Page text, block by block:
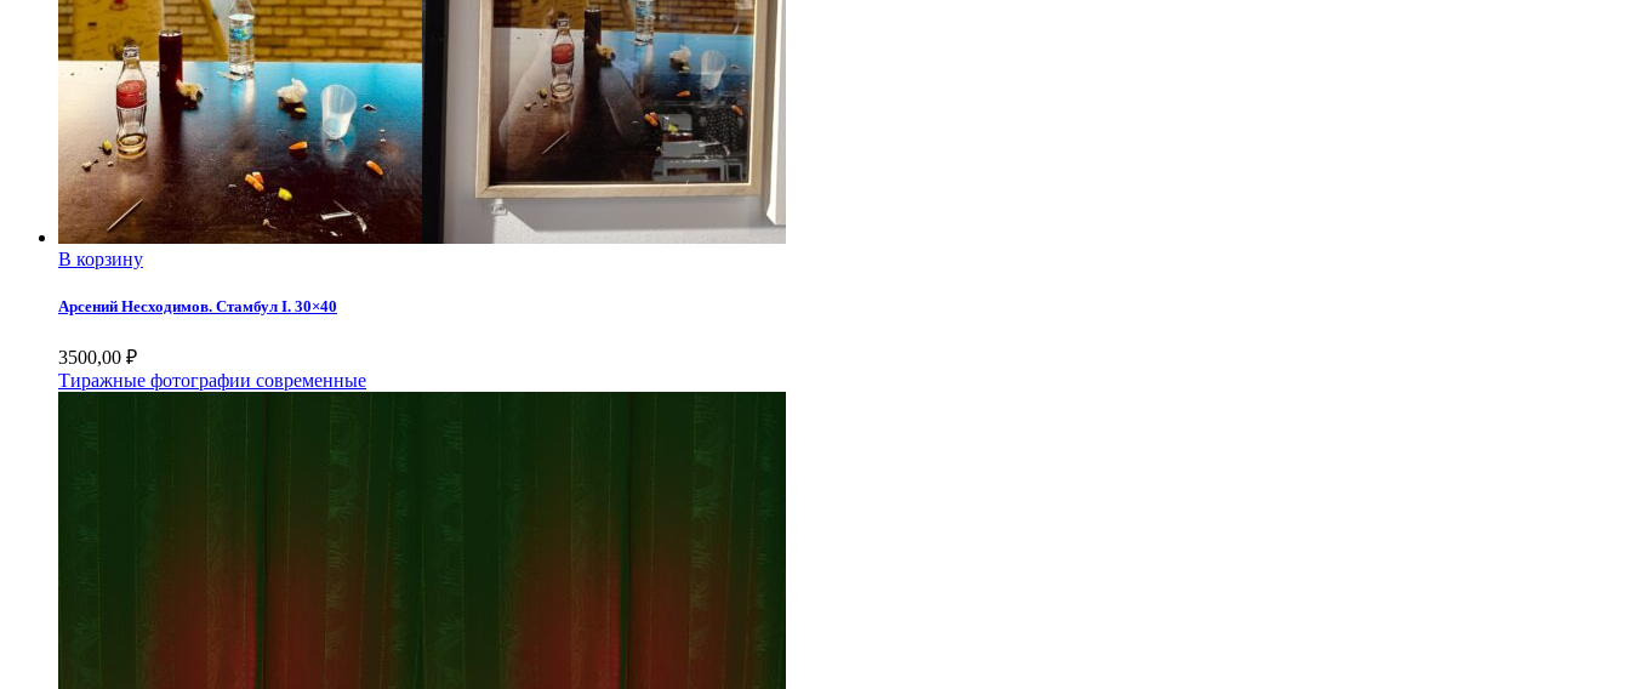
В корзину
Арсений Несходимов. Стамбул I. 30×40
3500,00 ₽
Тиражные фотографии современные